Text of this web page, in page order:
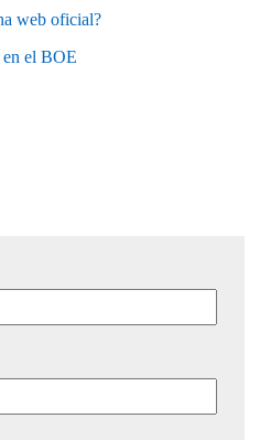
web oficial?
en el BOE